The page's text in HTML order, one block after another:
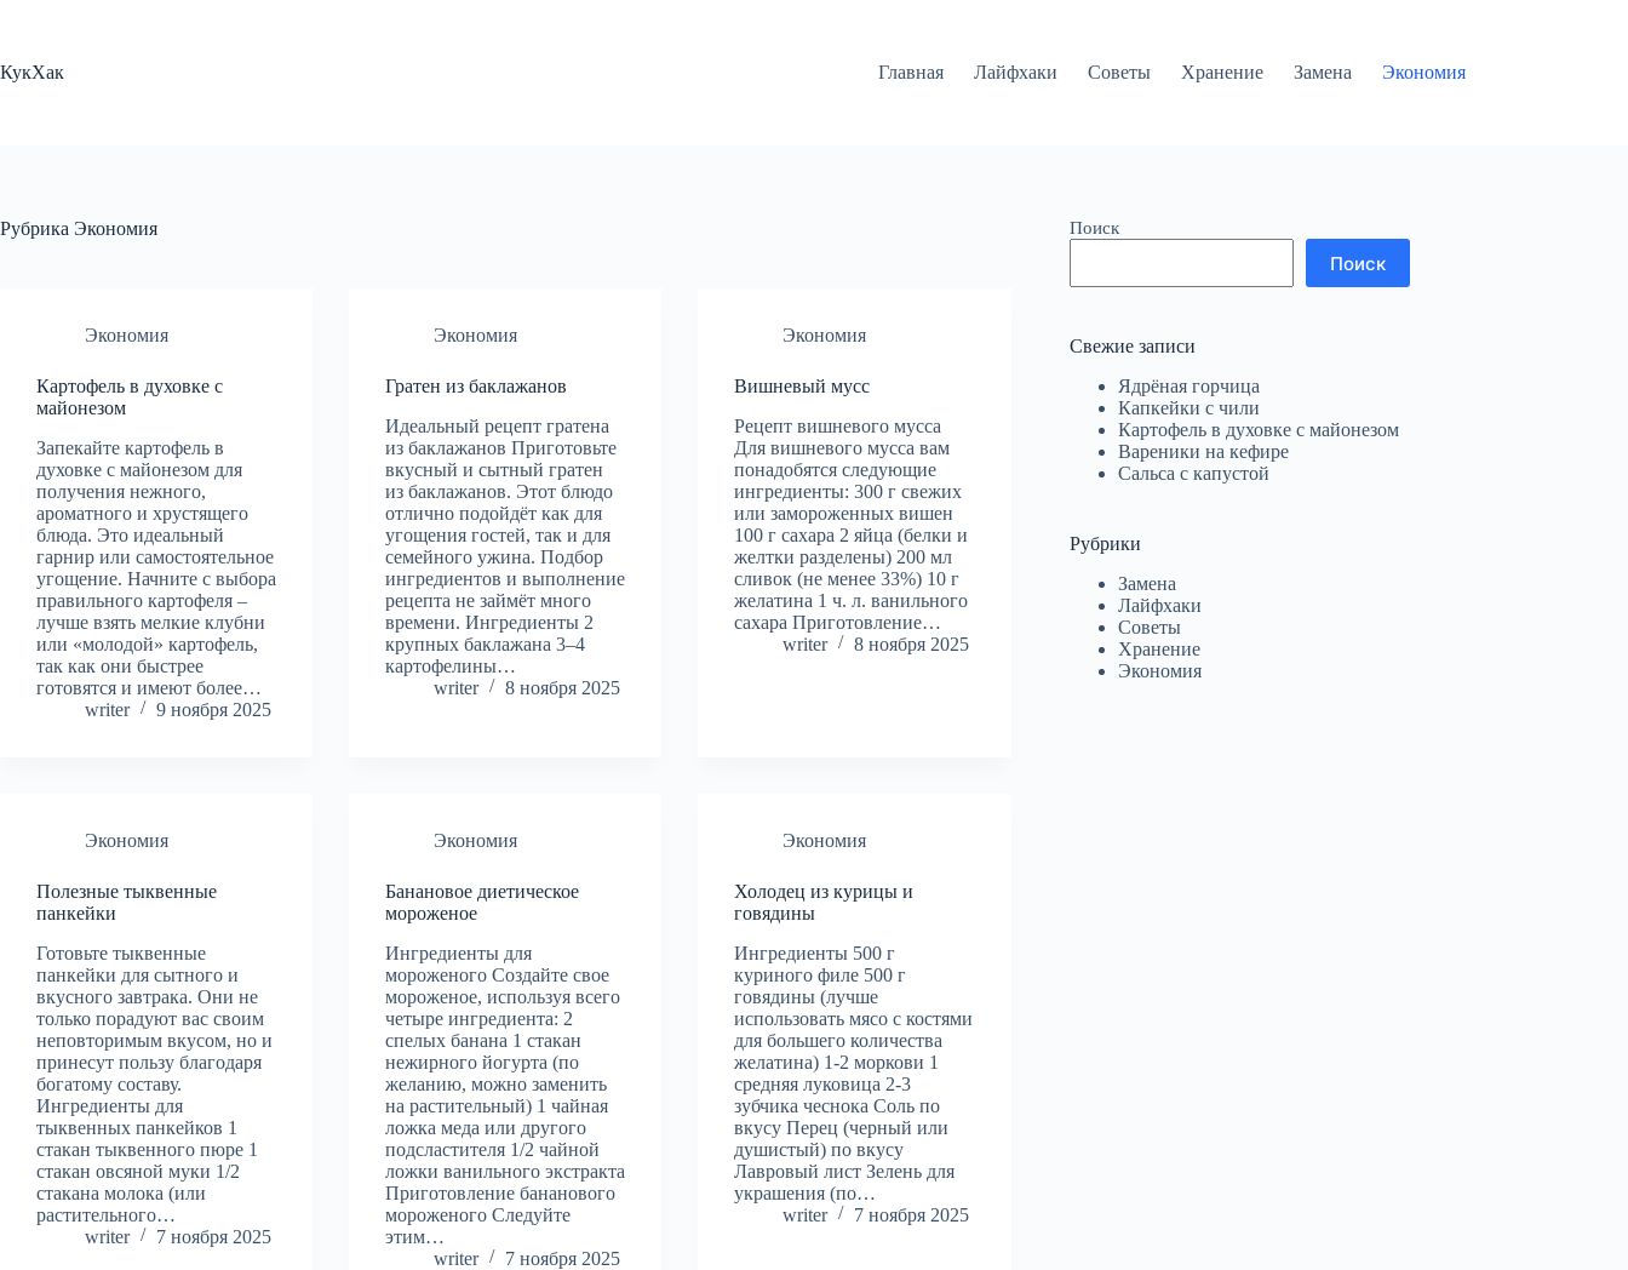
КукХак
Главная Лайфхаки Советы Хранение Замена Экономия
Рубрика Экономия
Экономия
Картофель в духовке с
майонезом
Запекайте картофель в
духовке с майонезом для
получения нежного,
ароматного и хрустящего
блюда. Это идеальный
гарнир или самостоятельное
угощение. Начните с выбора
правильного картофеля –
лучше взять мелкие клубни
или «молодой» картофель,
так как они быстрее
готовятся и имеют более…
writer
9 ноября 2025
Экономия
Гратен из баклажанов
Идеальный рецепт гратена
из баклажанов Приготовьте
вкусный и сытный гратен
из баклажанов. Этот блюдо
отлично подойдёт как для
угощения гостей, так и для
семейного ужина. Подбор
ингредиентов и выполнение
рецепта не займёт много
времени. Ингредиенты 2
крупных баклажана 3–4
картофелины…
writer
8 ноября 2025
Экономия
Вишневый мусс
Рецепт вишневого мусса
Для вишневого мусса вам
понадобятся следующие
ингредиенты: 300 г свежих
или замороженных вишен
100 г сахара 2 яйца (белки и
желтки разделены) 200 мл
сливок (не менее 33%) 10 г
желатина 1 ч. л. ванильного
сахара Приготовление…
writer
8 ноября 2025
Экономия
Полезные тыквенные
панкейки
Готовьте тыквенные
панкейки для сытного и
вкусного завтрака. Они не
только порадуют вас своим
неповторимым вкусом, но и
принесут пользу благодаря
богатому составу.
Ингредиенты для
тыквенных панкейков 1
стакан тыквенного пюре 1
стакан овсяной муки 1/2
стакана молока (или
растительного…
writer
7 ноября 2025
Экономия
Банановое диетическое
мороженое
Ингредиенты для
мороженого Создайте свое
мороженое, используя всего
четыре ингредиента: 2
спелых банана 1 стакан
нежирного йогурта (по
желанию, можно заменить
на растительный) 1 чайная
ложка меда или другого
подсластителя 1/2 чайной
ложки ванильного экстракта
Приготовление бананового
мороженого Следуйте
этим…
writer
7 ноября 2025
Экономия
Холодец из курицы и
говядины
Ингредиенты 500 г
куриного филе 500 г
говядины (лучше
использовать мясо с костями
для большего количества
желатина) 1-2 моркови 1
средняя луковица 2-3
зубчика чеснока Соль по
вкусу Перец (черный или
душистый) по вкусу
Лавровый лист Зелень для
украшения (по…
writer
7 ноября 2025
Поиск
Поиск
Свежие записи
Ядрёная горчица
Капкейки с чили
Картофель в духовке с майонезом
Вареники на кефире
Сальса с капустой
Рубрики
Замена
Лайфхаки
Советы
Хранение
Экономия